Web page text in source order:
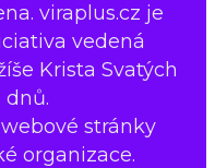
viraplus.cz je
vedená
Krista Svatých
dnů.
stránky
organizace.